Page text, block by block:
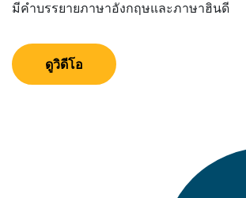
มีคำบรรยายภาษาอังกฤษและภาษาฮินดี
ดูวิดีโอ